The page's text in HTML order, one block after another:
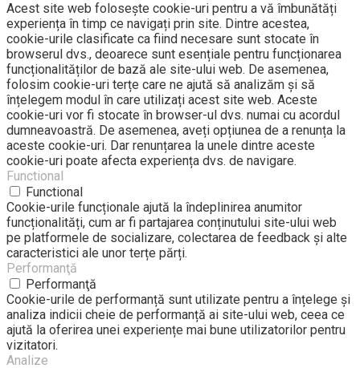
Acest site web folosește cookie-uri pentru a vă îmbunătăți
experiența în timp ce navigați prin site. Dintre acestea,
cookie-urile clasificate ca fiind necesare sunt stocate în
browserul dvs., deoarece sunt esențiale pentru funcționarea
funcționalităților de bază ale site-ului web. De asemenea,
folosim cookie-uri terțe care ne ajută să analizăm și să
înțelegem modul în care utilizați acest site web. Aceste
cookie-uri vor fi stocate în browser-ul dvs. numai cu acordul
dumneavoastră. De asemenea, aveți opțiunea de a renunța la
aceste cookie-uri. Dar renunțarea la unele dintre aceste
cookie-uri poate afecta experiența dvs. de navigare.
Functional
Functional
Cookie-urile funcționale ajută la îndeplinirea anumitor
funcționalități, cum ar fi partajarea conținutului site-ului web
pe platformele de socializare, colectarea de feedback și alte
caracteristici ale unor terțe părți.
Performanţă
Performanţă
Cookie-urile de performanță sunt utilizate pentru a înțelege și
analiza indicii cheie de performanță ai site-ului web, ceea ce
ajută la oferirea unei experiențe mai bune utilizatorilor pentru
vizitatori.
Analize